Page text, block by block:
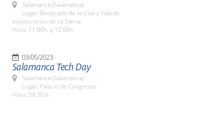
Salamanca (Salamanca)
Lugar: Rectorado de la Usal y Sala de
exposiciones de La Salina
Hora: 11:00h. y 12:00h.
03/05/2023
Salamanca Tech Day
Salamanca (Salamanca)
Lugar: Palacio de Congresos
Hora: 09:30 h.